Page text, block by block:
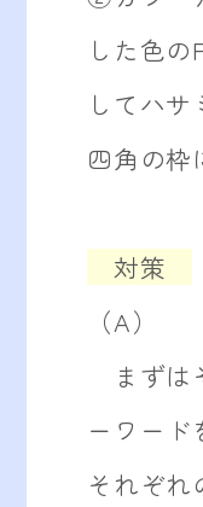
した色
してハ
四角の枠
対策
（A）
まずは
ーワード
それぞれ